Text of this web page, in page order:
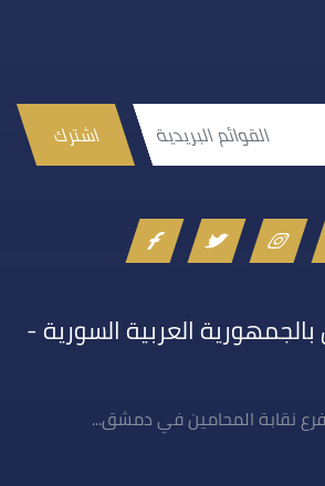
اشترك
بالجمهورية العربية السورية -
نقابة المحامين في دمشق...